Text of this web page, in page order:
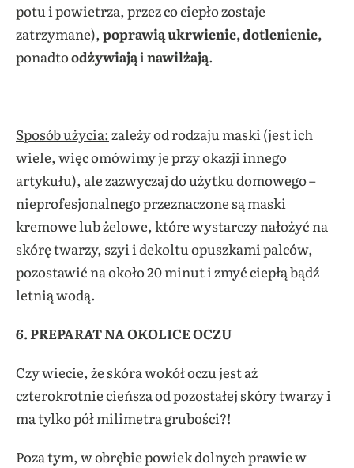
potu i powietrza, przez co ciepło zostaje
zatrzymane),poprawią ukrwienie, dotlenienie,
ponadtoodżywiająinawilżają.
Sposób użycia: zależy od rodzaju maski (jest ich
wiele, więc omówimy je przy okazji innego
artykułu), ale zazwyczaj do użytku domowego –
nieprofesjonalnego przeznaczone są maski
kremowe lub żelowe, które wystarczy nałożyć na
skórę twarzy, szyi i dekoltu opuszkami palców,
pozostawić na około 20 minut i zmyć ciepłą bądź
letnią wodą.
6. PREPARAT NA OKOLICE OCZU
Czy wiecie, że skóra wokół oczu jest aż
czterokrotnie cieńsza od pozostałej skóry twarzy i
ma tylko pół milimetra grubości?!
Poza tym, w obrębie powiek dolnych prawie w